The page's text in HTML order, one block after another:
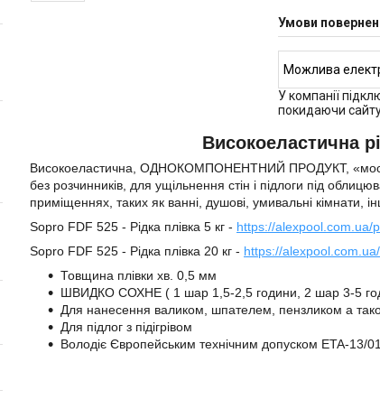
У компанії
покидаючи
Високоеластична
Високоеластична, ОДНОКОМПОНЕНТНИЙ ПРОДУКТ,
без розчинників, для ущільнення стін і підлоги під
приміщеннях, таких як ванні, душові, умивальні кімнати,
Sopro FDF 525 - Рідка плівка 5 кг - https://alexpool.com.ua/
Sopro FDF 525 - Рідка плівка 20 кг - https://
Товщина плівки хв. 0,5 мм
ШВИДКО СОХНЕ ( 1 шар 1,5-2,5 години, 2 шар 3-5
Для нанесення валиком, шпателем, пензликом а
Для підлог з підігрівом
Володіє Європейським технічним допуском ETA-13/